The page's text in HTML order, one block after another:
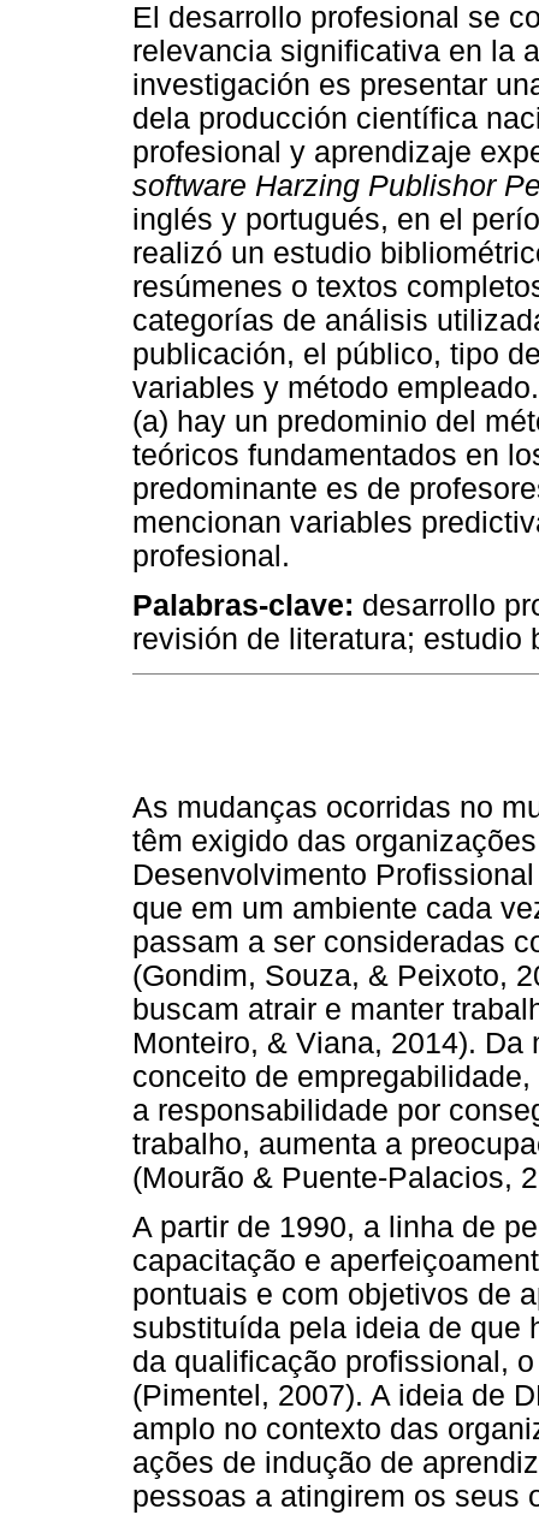
El desarrollo profesional se
relevancia significativa en la
investigación es presentar
dela producción científica
profesional y aprendizaje
software Harzing Publishor
inglés y portugués, en el
realizó un estudio
resúmenes o textos
categorías de análisis
publicación, el público, tipo
variables y método
(a) hay un predominio del
teóricos fundamentados en
predominante es de
mencionan variables
profesional.
Palabras-clave: desarrollo
revisión de literatura; estudio
As mudanças ocorridas no
têm exigido das
Desenvolvimento
que em um ambiente cada
passam a ser consideradas
(Gondim, Souza, & Peixoto,
buscam atrair e manter
Monteiro, & Viana, 2014).
conceito de
a responsabilidade por
trabalho, aumenta a
(Mourão & Puente-Palacios,
A partir de 1990, a linha de
capacitação e
pontuais e com objetivos de
substituída pela ideia de que
da qualificação profissional,
(Pimentel, 2007). A ideia de
amplo no contexto das
ações de indução de
pessoas a atingirem os seus